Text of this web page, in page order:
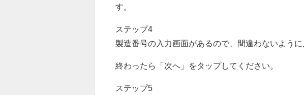
す。
ステップ4
製造番号の入力画面があるので、間違わないように
終わったら「次へ」をタップしてください。
ステップ5